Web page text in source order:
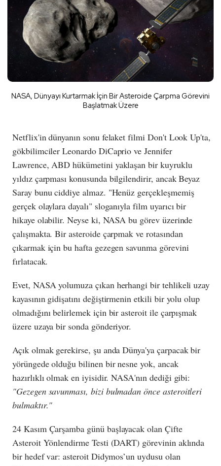
NASA, Dünyayı Kurtarmak İçin Bir Asteroide Çarpma Görevini
Başlatmak Üzere
Netflix'in dünyanın sonu felaket filmi Don't Look Up'ta,
gökbilimciler Leonardo DiCaprio ve Jennifer
Lawrence, ABD hükümetini yaklaşan bir kuyruklu
yıldız çarpması konusunda bilgilendirir, ancak Beyaz
Saray bunu ciddiye almaz. "Henüz gerçekleşmemiş
gerçek olaylara dayalı" sloganıyla film uyarıcı bir
hikaye olabilir. Neyse ki, NASA bu görev üzerinde
çalışmakta. Bir asteroide çarpmak ve rotasından
çıkarmak için bu hafta gezegen savunma görevini
fırlatacak.
Evet, NASA yolumuza çıkan herhangi bir tehlikeli uzay
kayasının gidişatını değiştirmenin etkili bir yolu olup
olmadığını belirlemek için bir asteroit ile çarpışmak
üzere uzaya bir sonda gönderiyor.
Açık olmak gerekirse, şu anda Dünya'ya çarpacak bir
yörüngede olduğu bilinen bir nesne yok, ancak
hazırlıklı olmak en iyisidir. NASA'nın dediği gibi:
"Gezegen savunması, bizi bulmadan önce asteroitleri
bulmaktır."
24 Kasım Çarşamba günü başlayacak olan Çifte
Asteroit Yönlendirme Testi (DART) görevinin aklında
bir hedef var: asteroit Didymos’un uydusu olan